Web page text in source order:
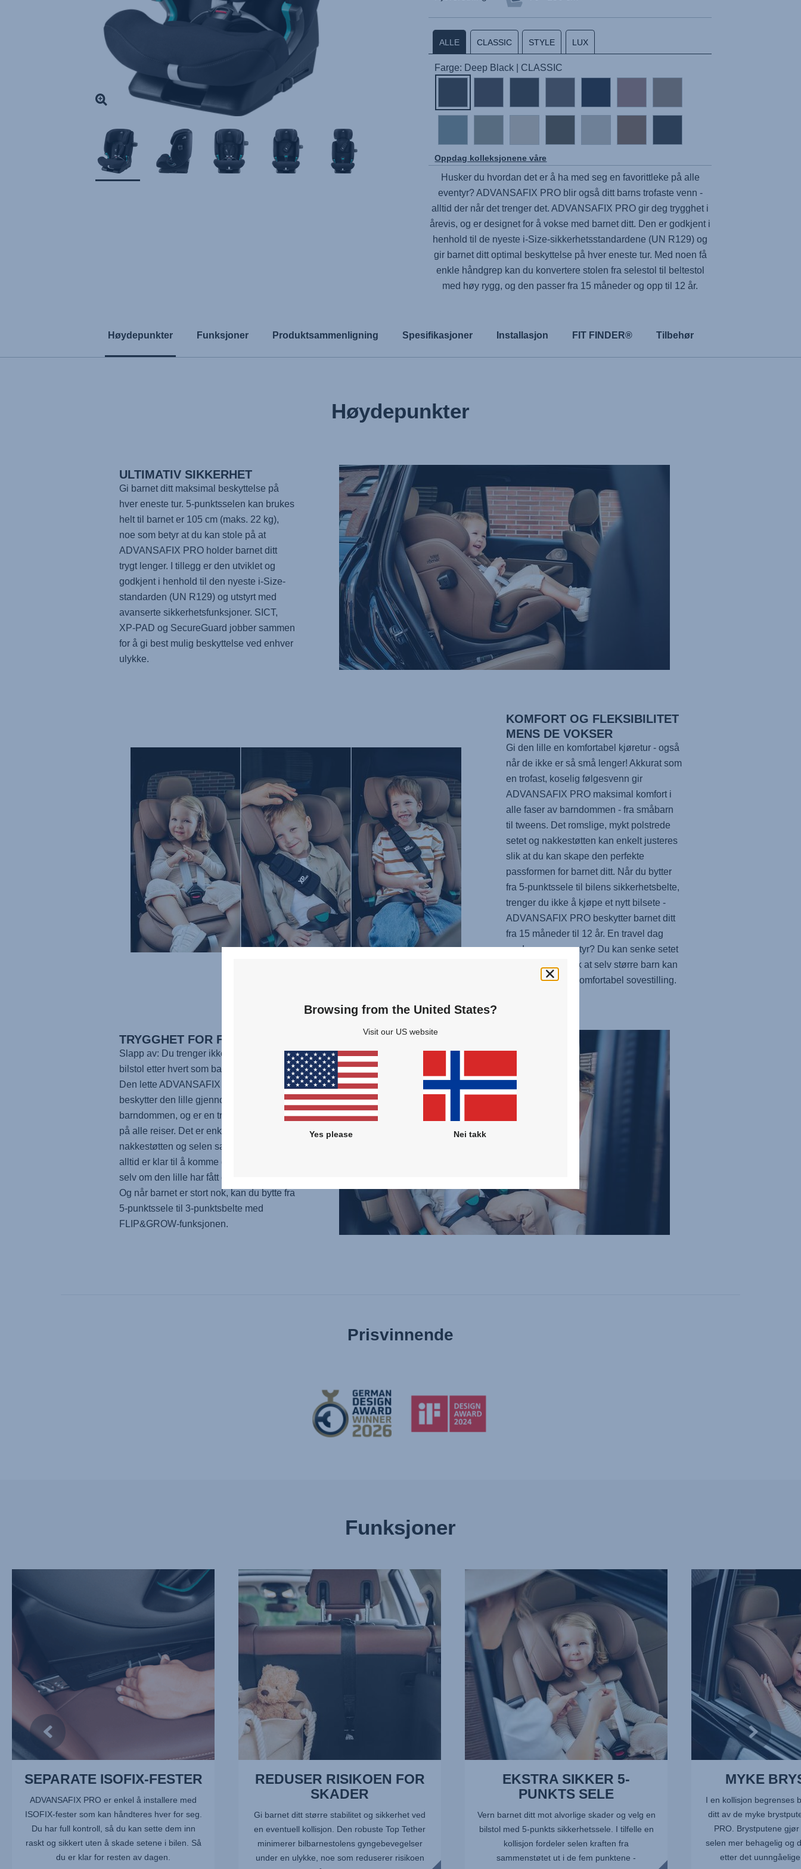
ALLE CLASSIC STYLE LUX
Farge: Deep Black | CLASSIC
Oppdag kolleksjonene våre
Husker du hvordan det er å ha med seg en favorittleke på alle
eventyr?ADVANSAFIX PROblir også ditt barns trofaste venn -
alltid der når det trenger det.ADVANSAFIX PRO gir deg trygghet i
årevis, og er designet for å vokse med barnet ditt. Den er godkjent i
henhold til de nyeste i-Size-sikkerhetsstandardene (UN R129) og
gir barnet ditt optimal beskyttelse på hver eneste tur. Med noen få
enkle håndgrep kan du konvertere stolen fra selestol til beltestol
med høy rygg, og den passer fra 15 måneder og opp til 12 år.
Høydepunkter Funksjoner Produktsammenligning Spesifikasjoner Installasjon FIT FINDER® Tilbehør
Høydepunkter
ULTIMATIV SIKKERHET
Gi barnet ditt maksimal beskyttelse på
hver eneste tur. 5-punktsselen kan brukes
helt til barnet er 105 cm (maks. 22 kg),
noe som betyr at du kan stole på at
ADVANSAFIX PROholder barnet ditt
trygt lenger. I tillegg er den utviklet og
godkjent i henhold til den nyeste i-Size-
standarden (UN R129) og utstyrt med
avanserte sikkerhetsfunksjoner. SICT,
XP-PAD og SecureGuard jobber sammen
for å gi best mulig beskyttelse ved enhver
ulykke.
KOMFORT OG FLEKSIBILITET
MENS DE VOKSER
Gi den lille en komfortabel kjøretur - også
når de ikke er så små lenger! Akkurat som
en trofast, koselig følgesvenn gir
ADVANSAFIX PRO maksimal komfort i
alle faser av barndommen - fra småbarn
til tweens. Det romslige, mykt polstrede
setet og nakkestøtten kan enkelt justeres
slik at du kan skape den perfekte
passformen for barnet ditt. Når du bytter
fra 5-punktssele til bilens sikkerhetsbelte,
trenger du ikke å kjøpe et nytt bilsete -
ADVANSAFIX PRO beskytter barnet ditt
fra 15 måneder til 12 år. En travel dag
med mange eventyr? Du kan senke setet
når som helst, slik at selv større barn kan
sove i en ekstra komfortabel sovestilling.
TRYGGHET FOR FORELDRE
Slapp av: Du trenger ikke å kjøpe en ny
bilstol etter hvert som barnet blir større.
Den lette ADVANSAFIX PRO
vokser og
beskytter den lille gjennom hele
barndommen, og er en trofast følgesvenn
på alle reiser. Det er enkelt å justere
nakkestøtten og selen samtidig, slik at du
alltid er klar til å komme deg ut på tur -
selv om den lille har fått en ny vekstspurt.
Og når barnet er stort nok, kan du bytte fra
5-punktssele til 3-punktsbelte med
FLIP&GROW-funksjonen.
Prisvinnende
Funksjoner
ISOFIX-
FESTER,
av
13
SEPARATE ISOFIX-FESTER
ADVANSAFIX PRO er enkel å installere med
ISOFIX-fester som kan håndteres hver for seg.
Du har full kontroll, så du kan sette dem inn
raskt og sikkert uten å skade setene i bilen. Så
du er klar for resten av dagen.
REDUSER
RISIKOEN
FOR
SKADER,
REDUSER RISIKOEN FOR
SKADER
Gi barnet ditt større stabilitet og sikkerhet ved
en eventuell kollisjon. Den robuste Top Tether
minimerer bilbarnestolens gyngebevegelser
under en ulykke, noe som reduserer risikoen
SIKKER
5-
PUNKTS
SELE,
av
13
EKSTRA SIKKER 5-
PUNKTS SELE
Vern barnet ditt mot alvorlige skader og velg en
bilstol med 5-punkts sikkerhetssele. I tilfelle en
kollisjon fordeler selen kraften fra
sammenstøtet ut i de fem punktene -
MYKE
BRYSTPUTER,
MYKE
I en kollisjon begrenses
ditt av de myke
PRO. Brystputene
selen mer behagelig og
etter det
Browsing from the United States?
Visit our US website
Yes please Nei takk